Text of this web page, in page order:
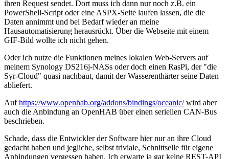
ihren Request sendet. Dort muss ich dann nur noch z.B. ein
PowerShell-Script oder eine ASPX-Seite laufen lassen, die die
Daten annimmt und bei Bedarf wieder an meine
Hausautomatisierung herausrückt. Über die Webseite mit einem
GIF-Bild wollte ich nicht gehen.
Oder ich nutze die Funktionen meines lokalen Web-Servers auf
meinem Synology DS216j-NASs oder doch einen RasPi, der "die
Syr-Cloud" quasi nachbaut, damit der Wasserenthärter seine Daten
abliefert.
Aufhttps://www.openhab.org/addons/bindings/oceanic/wird aber
auch die Anbindung an OpenHAB über einen seriellen CAN-Bus
beschrieben.
Schade, dass die Entwickler der Software hier nur an ihre Cloud
gedacht haben und jegliche, selbst triviale, Schnittselle für eigene
Anbindungen vergessen haben. Ich erwarte ja gar keine REST-API